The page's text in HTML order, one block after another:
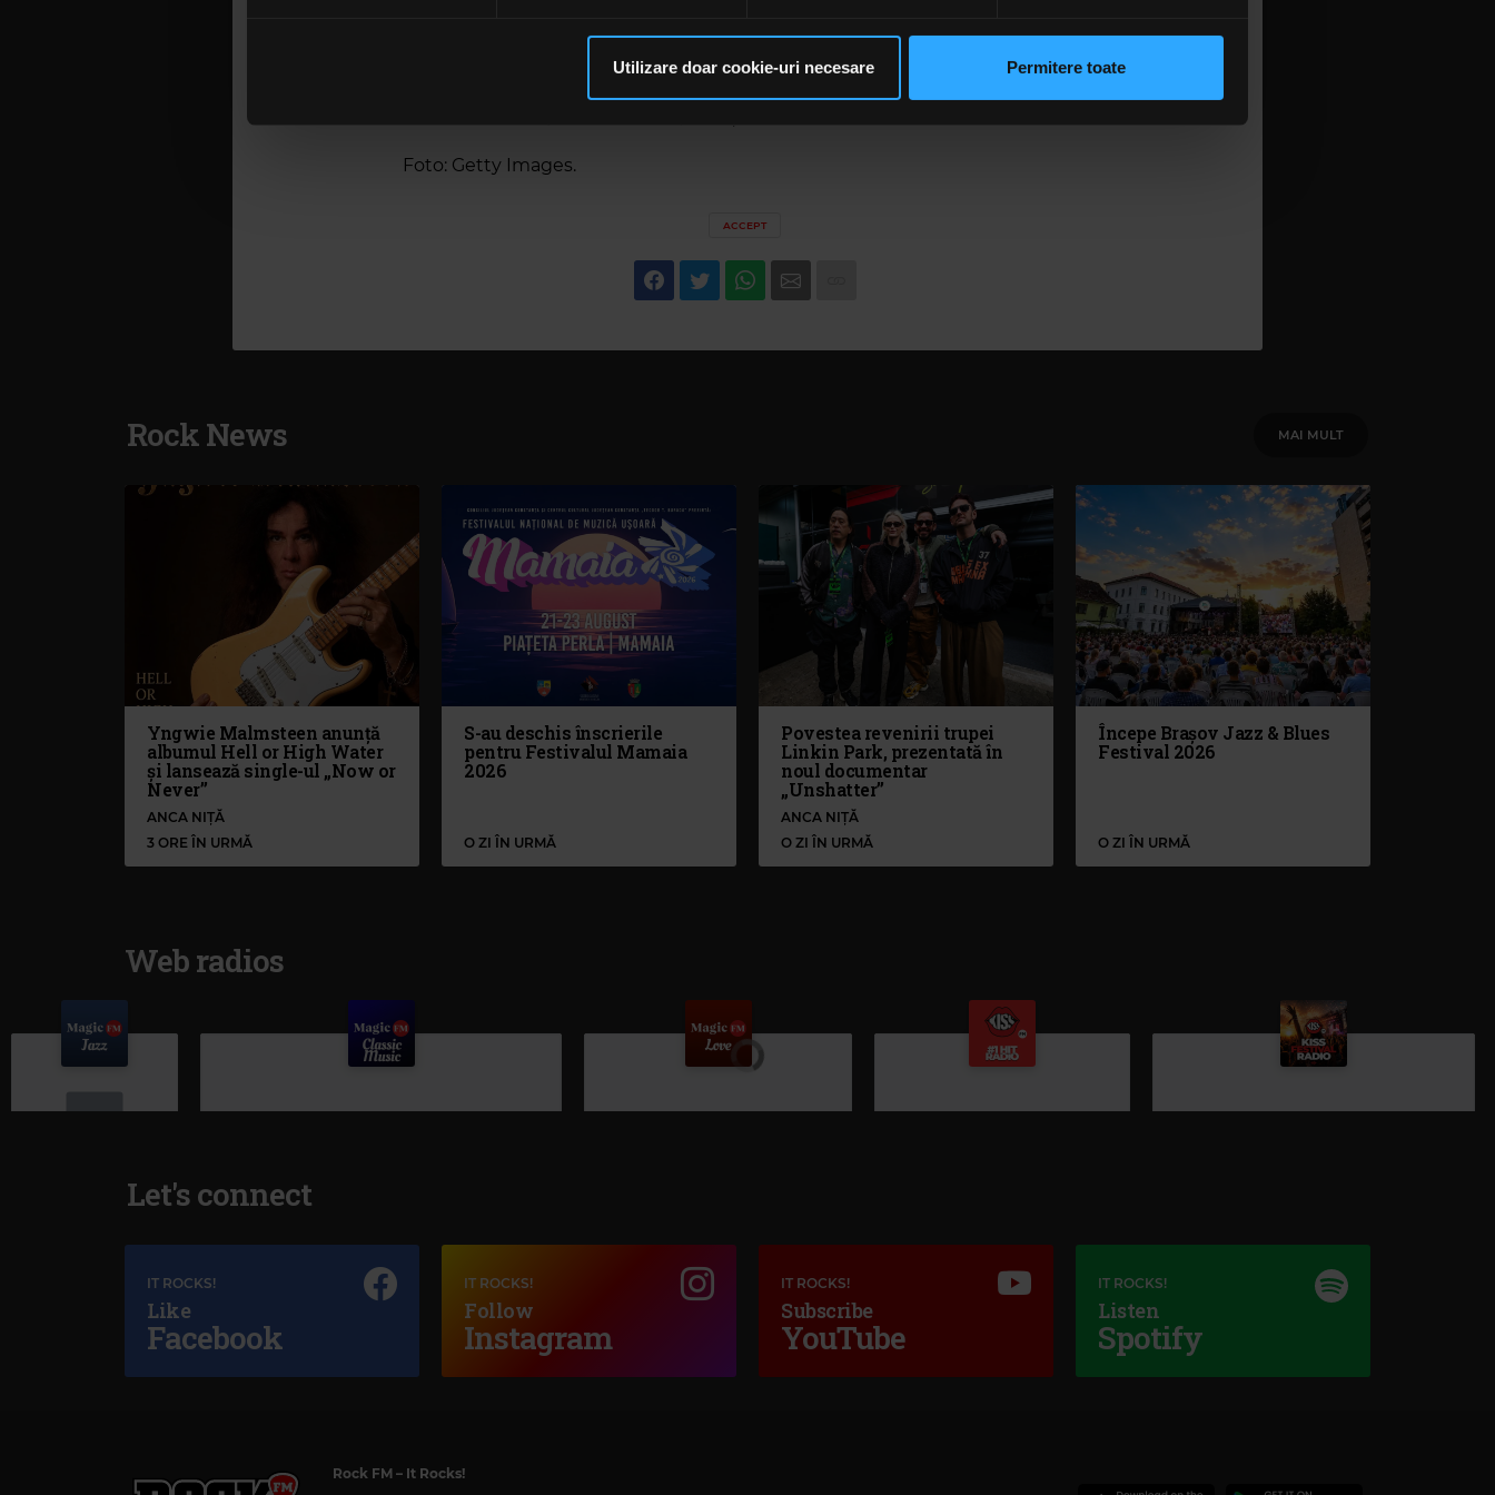
traficul. De asemenea, le oferim partenerilor de rețele sociale, de publicitate și de analize informații cu privire la modul în
care folosiți site-ul nostru. Aceștia le pot combina cu alte informații oferite de dvs. sau culese în urma folosirii serviciilor
Utilizare doar cookie-uri necesare Permitere toate
albume clasice precum „Restless and Wild” (1982), „Balls to the Wall” (1983)
sau „Metal Heart” (1985). Riff-urile lui Wolf Hoffmann și vocea inconfundabilă a
Foto: Getty Images.
ACCEPT
Rock News MAI MULT
Yngwie Malmsteen anunță
albumul Hell or High Water
și lansează single-ul „Now or
Never”
ANCA NIȚĂ
3 ORE ÎN URMĂ
S-au deschis înscrierile
pentru Festivalul Mamaia
2026
O ZI ÎN URMĂ
Povestea revenirii trupei
Linkin Park, prezentată în
noul documentar
„Unshatter”
ANCA NIȚĂ
O ZI ÎN URMĂ
Începe Brașov Jazz & Blues
Festival 2026
O ZI ÎN URMĂ
Web radios
RALUKA & FAYDEE BODY ON ME
Let's connect
IT ROCKS!
Like
Facebook
IT ROCKS!
Follow
Instagram
IT ROCKS!
Subscribe
YouTube
IT ROCKS!
Listen
Spotify
Rock FM– It Rocks!